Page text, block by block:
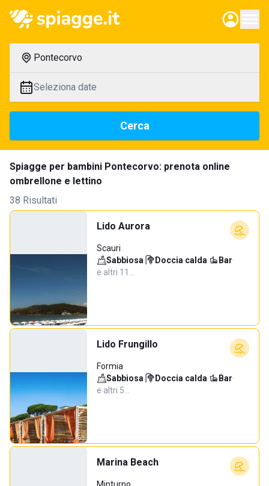
Pontecorvo
Seleziona date
Cerca
Spiagge per bambini Pontecorvo: prenota online
ombrellone e lettino
38 Risultati
Lido Aurora
Scauri
Sabbiosa· Doccia calda· Bar·
e altri 11…
Lido Frungillo
Formia
Sabbiosa· Doccia calda· Bar·
e altri 5…
Marina Beach